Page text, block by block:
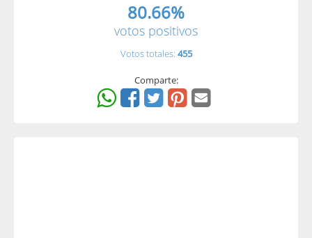
80.66%
votos positivos
Votos totales: 455
Comparte: